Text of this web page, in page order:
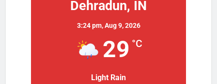
Dehradun, IN
3:24 pm,Aug 9, 2026
29 °C
Light Rain